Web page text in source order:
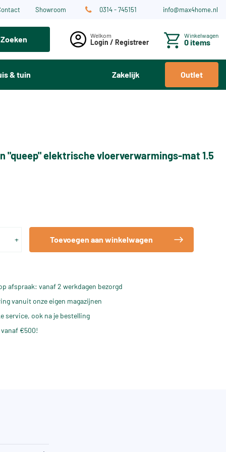
Showroom 0314 - 745151 info@max4home.nl
Zoeken Login / Registreer
Winkelwagen
0 items
& tuin Zakelijk Outlet
"queep" elektrische vloerverwarmings-mat 1.5
+ Toevoegen aan winkelwagen
afspraak: vanaf 2 werkdagen bezorgd
vanuit onze eigen magazijnen
service, ook na je bestelling
€500!